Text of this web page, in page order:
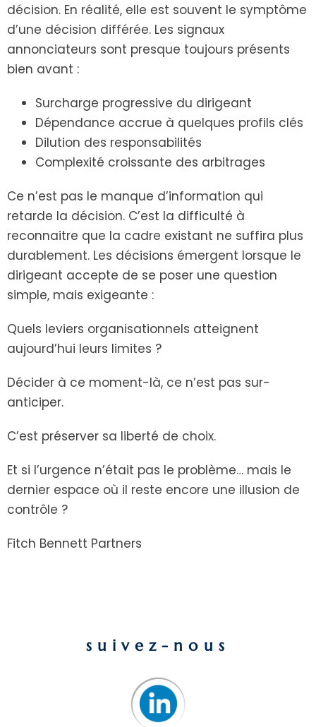
décision. En réalité, elle est souvent le symptôme
d’une décision différée. Les signaux
annonciateurs sont presque toujours présents
bien avant :
Surcharge progressive du dirigeant
Dépendance accrue à quelques profils clés
Dilution des responsabilités
Complexité croissante des arbitrages
Ce n’est pas le manque d’information qui
retarde la décision. C’est la difficulté à
reconnaitre que la cadre existant ne suffira plus
durablement. Les décisions émergent lorsque le
dirigeant accepte de se poser une question
simple, mais exigeante :
Quels leviers organisationnels atteignent
aujourd’hui leurs limites ?
Décider à ce moment-là, ce n’est pas sur-
anticiper.
C’est préserver sa liberté de choix.
Et si l’urgence n’était pas le problème… mais le
dernier espace où il reste encore une illusion de
contrôle ?
Fitch Bennett Partners
suivez-nous